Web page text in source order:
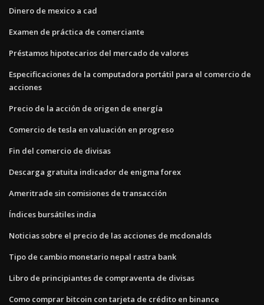
Dinero de mexico a cad
Examen de práctica de comerciante
Préstamos hipotecarios del mercado de valores
Especificaciones de la computadora portátil para el comercio de
acciones
Precio de la acción de origen de energía
Comercio de tesla en valuación en progreso
Fin del comercio de divisas
Descarga gratuita indicador de enigma forex
Ameritrade sin comisiones de transacción
Índices bursátiles india
Noticias sobre el precio de las acciones de mcdonalds
Tipo de cambio monetario nepal rastra bank
Libro de principiantes de compraventa de divisas
Como comprar bitcoin con tarjeta de crédito en binance